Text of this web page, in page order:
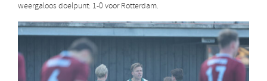
weergaloos doelpunt: 1-0 voor Rotterdam.